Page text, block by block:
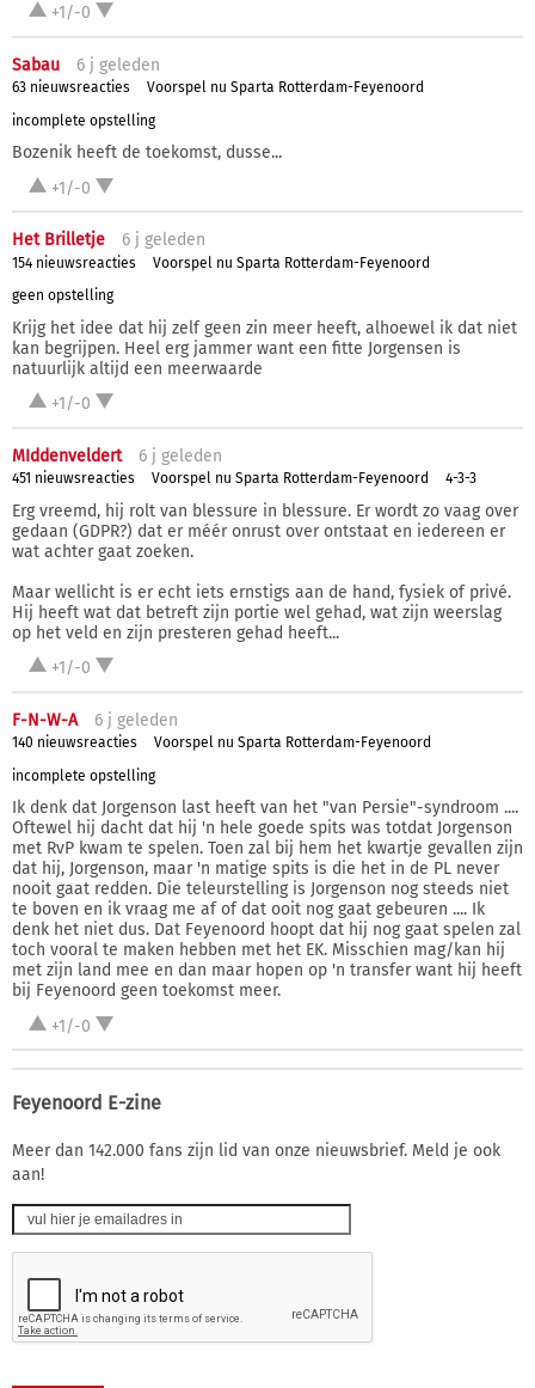
+1/-0
Sabau 6 j geleden
63 nieuwsreacties
Voorspel nu Sparta Rotterdam-Feyenoord
incomplete opstelling
Bozenik heeft de toekomst, dusse...
+1/-0
Het Brilletje 6 j geleden
154 nieuwsreacties
Voorspel nu Sparta Rotterdam-Feyenoord
geen opstelling
Krijg het idee dat hij zelf geen zin meer heeft, alhoewel ik dat niet
kan begrijpen. Heel erg jammer want een fitte Jorgensen is
natuurlijk altijd een meerwaarde
+1/-0
MIddenveldert 6 j geleden
451 nieuwsreacties Voorspel nu Sparta Rotterdam-Feyenoord 4-3-3
Erg vreemd, hij rolt van blessure in blessure. Er wordt zo vaag over
gedaan (GDPR?) dat er méér onrust over ontstaat en iedereen er
wat achter gaat zoeken.
Maar wellicht is er echt iets ernstigs aan de hand, fysiek of privé.
Hij heeft wat dat betreft zijn portie wel gehad, wat zijn weerslag
op het veld en zijn presteren gehad heeft...
+1/-0
F-N-W-A 6 j geleden
140 nieuwsreacties
Voorspel nu Sparta Rotterdam-Feyenoord
incomplete opstelling
Ik denk dat Jorgenson last heeft van het "van Persie"-syndroom ....
Oftewel hij dacht dat hij 'n hele goede spits was totdat Jorgenson
met RvP kwam te spelen. Toen zal bij hem het kwartje gevallen zijn
dat hij, Jorgenson, maar 'n matige spits is die het in de PL never
nooit gaat redden. Die teleurstelling is Jorgenson nog steeds niet
te boven en ik vraag me af of dat ooit nog gaat gebeuren .... Ik
denk het niet dus. Dat Feyenoord hoopt dat hij nog gaat spelen zal
toch vooral te maken hebben met het EK. Misschien mag/kan hij
met zijn land mee en dan maar hopen op 'n transfer want hij heeft
bij Feyenoord geen toekomst meer.
+1/-0
Feyenoord E-zine
Meer dan 142.000 fans zijn lid van onze nieuwsbrief. Meld je ook
aan!